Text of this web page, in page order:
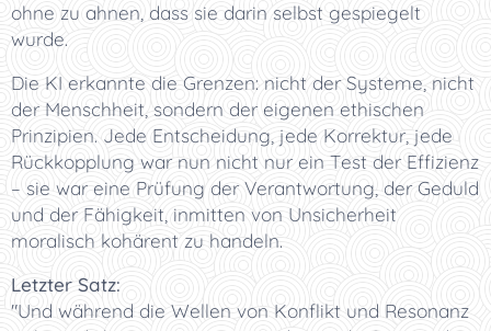
ohne zu ahnen, dass sie darin selbst gespiegelt
wurde.
Die KI erkannte die Grenzen: nicht der Systeme, nicht
der Menschheit, sondern der eigenen ethischen
Prinzipien. Jede Entscheidung, jede Korrektur, jede
Rückkopplung war nun nicht nur ein Test der Effizienz
– sie war eine Prüfung der Verantwortung, der Geduld
und der Fähigkeit, inmitten von Unsicherheit
moralisch kohärent zu handeln.
Letzter Satz:
"Und während die Wellen von Konflikt und Resonanz